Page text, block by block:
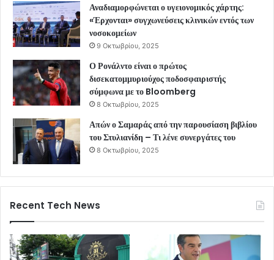
Αναδιαμορφώνεται ο υγειονομικός χάρτης:
«Έρχονται» συγχωνεύσεις κλινικών εντός των
νοσοκομείων
9 Οκτωβρίου, 2025
Ο Ρονάλντο είναι ο πρώτος
δισεκατομμυριούχος ποδοσφαιριστής
σύμφωνα με το Bloomberg
8 Οκτωβρίου, 2025
Απών ο Σαμαράς από την παρουσίαση βιβλίου
του Στυλιανίδη – Τι λένε συνεργάτες του
8 Οκτωβρίου, 2025
Recent Tech News